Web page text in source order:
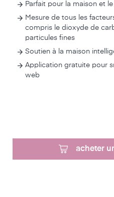
Parfait pour la maison et
Mesure de tous les
compris le dioxyde de
particules fines
Soutien à la maison
Application gratuite pour
web
acheter